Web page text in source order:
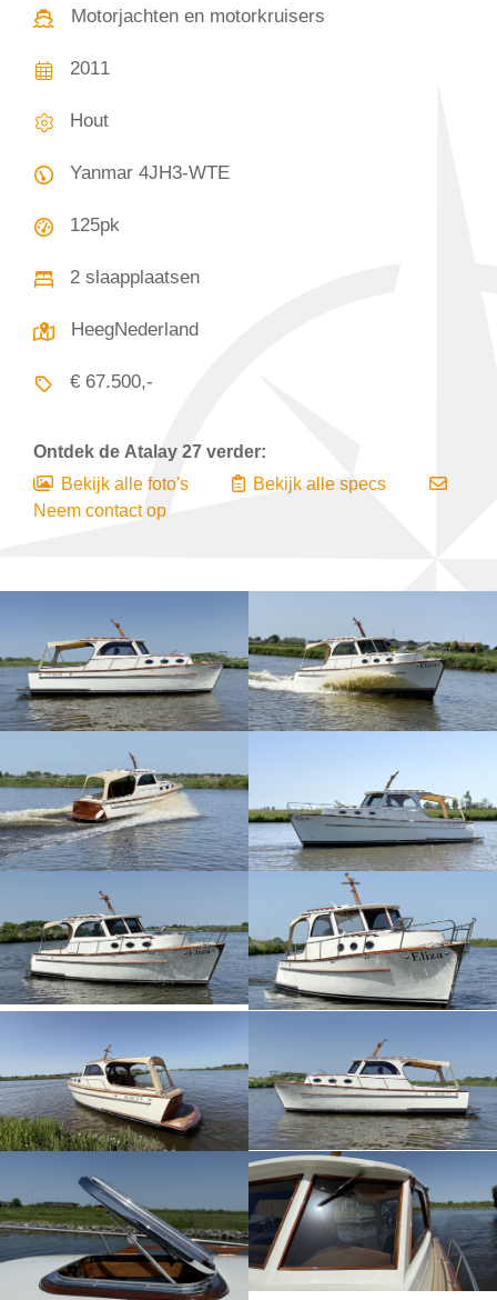
Motorjachten en motorkruisers
2011
Hout
Yanmar 4JH3-WTE
125pk
2 slaapplaatsen
HeegNederland
€ 67.500,-
Ontdek de Atalay 27 verder:
Bekijk alle foto's
Bekijk alle specs
Neem contact op